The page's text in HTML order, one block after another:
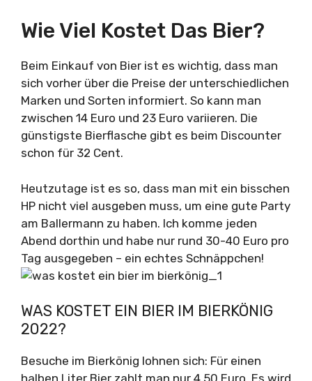
Wie Viel Kostet Das Bier?
Beim Einkauf von Bier ist es wichtig, dass man
sich vorher über die Preise der unterschiedlichen
Marken und Sorten informiert. So kann man
zwischen 14 Euro und 23 Euro variieren. Die
günstigste Bierflasche gibt es beim Discounter
schon für 32 Cent.
Heutzutage ist es so, dass man mit ein bisschen
HP nicht viel ausgeben muss, um eine gute Party
am Ballermann zu haben. Ich komme jeden
Abend dorthin und habe nur rund 30-40 Euro pro
Tag ausgegeben – ein echtes Schnäppchen!
WAS KOSTET EIN BIER IM BIERKÖNIG
2022?
Besuche im Bierkönig lohnen sich: Für einen
halben Liter Bier zahlt man nur 4,50 Euro. Es wird